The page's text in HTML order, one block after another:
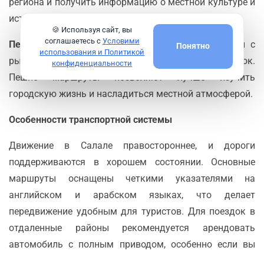
истории от гида.
Пешие прогулки: Центр Салалы, особенно районы с
рынками и набережная, удобны для пеших прогулок.
Пешие маршруты позволяют лучше изучить
городскую жизнь и насладиться местной атмосферой.
Особенности транспортной системы
Движение в Салале правостороннее, и дороги
поддерживаются в хорошем состоянии. Основные
маршруты оснащены четкими указателями на
английском и арабском языках, что делает
передвижение удобным для туристов. Для поездок в
отдаленные районы рекомендуется арендовать
автомобиль с полным приводом, особенно если вы
🍪 Используя сайт, вы
соглашаетесь с Условими
использования и Политикой
конфиденциальности
Понятно